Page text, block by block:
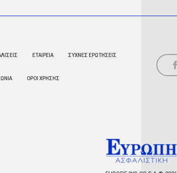
ΕΤΑΙΡΕΙΑ ΣΥΧΝΕΣ ΕΡΩΤΗΣΕΙΣ
ΟΡΟΙ ΧΡΗΣΗΣ